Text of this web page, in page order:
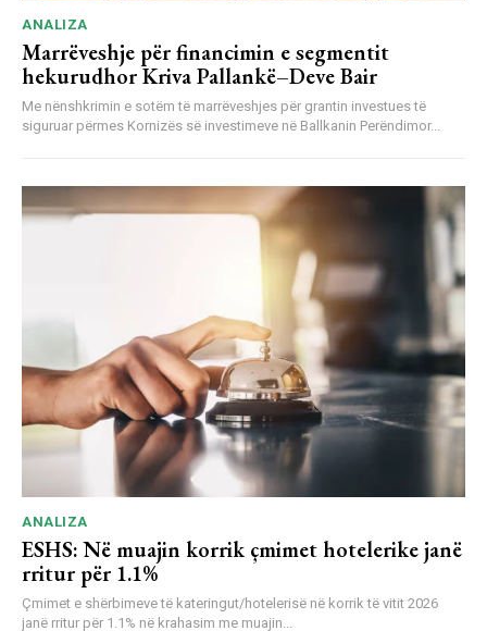
ANALIZA
Marrëveshje për financimin e segmentit
hekurudhor Kriva Pallankë–Deve Bair
Me nënshkrimin e sotëm të marrëveshjes për grantin investues të
siguruar përmes Kornizës së investimeve në Ballkanin Perëndimor...
ANALIZA
ESHS: Në muajin korrik çmimet hotelerike janë
rritur për 1.1%
Çmimet e shërbimeve të kateringut/hotelerisë në korrik të vitit 2026
janë rritur për 1.1% në krahasim me muajin...